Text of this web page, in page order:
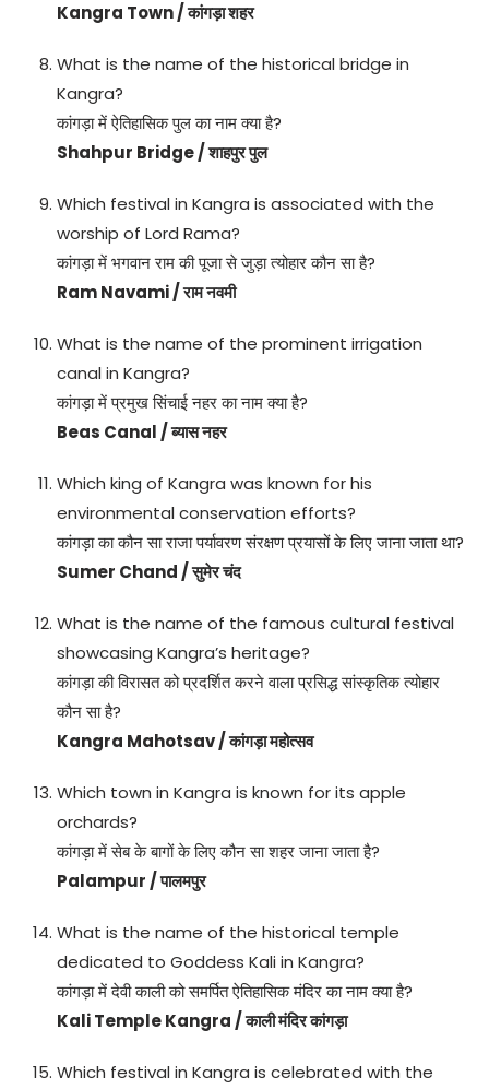
Kangra Town / कांगड़ा शहर
What is the name of the historical bridge in
Kangra?
कांगड़ा में ऐतिहासिक पुल का नाम क्या है?
Shahpur Bridge / शाहपुर पुल
Which festival in Kangra is associated with the
worship of Lord Rama?
कांगड़ा में भगवान राम की पूजा से जुड़ा त्योहार कौन सा है?
Ram Navami / राम नवमी
What is the name of the prominent irrigation
canal in Kangra?
कांगड़ा में प्रमुख सिंचाई नहर का नाम क्या है?
Beas Canal / ब्यास नहर
Which king of Kangra was known for his
environmental conservation efforts?
कांगड़ा का कौन सा राजा पर्यावरण संरक्षण प्रयासों के लिए जाना जाता था?
Sumer Chand / सुमेर चंद
What is the name of the famous cultural festival
showcasing Kangra’s heritage?
कांगड़ा की विरासत को प्रदर्शित करने वाला प्रसिद्ध सांस्कृतिक त्योहार
कौन सा है?
Kangra Mahotsav / कांगड़ा महोत्सव
Which town in Kangra is known for its apple
orchards?
कांगड़ा में सेब के बागों के लिए कौन सा शहर जाना जाता है?
Palampur / पालमपुर
What is the name of the historical temple
dedicated to Goddess Kali in Kangra?
कांगड़ा में देवी काली को समर्पित ऐतिहासिक मंदिर का नाम क्या है?
Kali Temple Kangra / काली मंदिर कांगड़ा
Which festival in Kangra is celebrated with the